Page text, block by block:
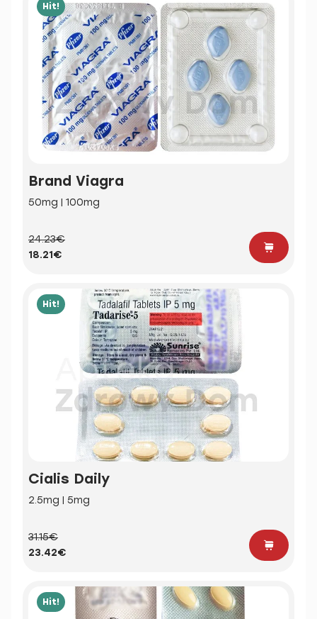
Hit!
Brand Viagra
50mg | 100mg
24.23€
18.21€
Hit!
Cialis Daily
2.5mg | 5mg
31.15€
23.42€
Hit!